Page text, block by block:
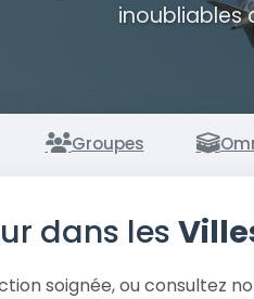
inoubliables
Groupes
dans les
soignée, ou consultez